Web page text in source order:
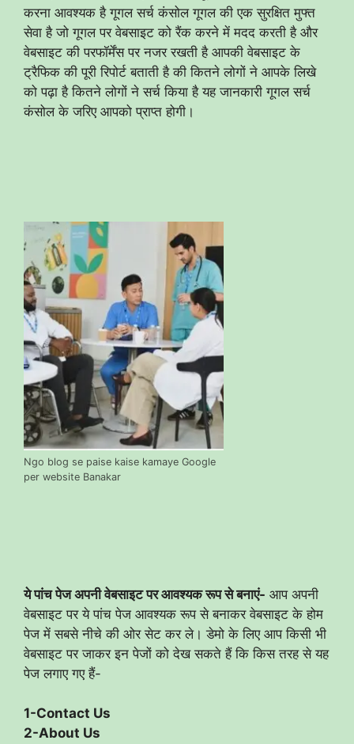
करना आवश्यक है गूगल सर्च कंसोल गूगल की एक सुरक्षित मुफ्त
सेवा है जो गूगल पर वेबसाइट को रैंक करने में मदद करती है और
वेबसाइट की परफॉर्मेंस पर नजर रखती है आपकी वेबसाइट के
ट्रैफिक की पूरी रिपोर्ट बताती है की कितने लोगों ने आपके लिखे
को पढ़ा है कितने लोगों ने सर्च किया है यह जानकारी गूगल सर्च
कंसोल के जरिए आपको प्राप्त होगी।
Ngo blog se paise kaise kamaye Google
per website Banakar
ये पांच पेज अपनी वेबसाइट पर आवश्यक रूप से बनाएं- आप अपनी
वेबसाइट पर ये पांच पेज आवश्यक रूप से बनाकर वेबसाइट के होम
पेज में सबसे नीचे की ओर सेट कर ले। डेमो के लिए आप किसी भी
वेबसाइट पर जाकर इन पेजों को देख सकते हैं कि किस तरह से यह
पेज लगाए गए हैं-
1-Contact Us
2-About Us